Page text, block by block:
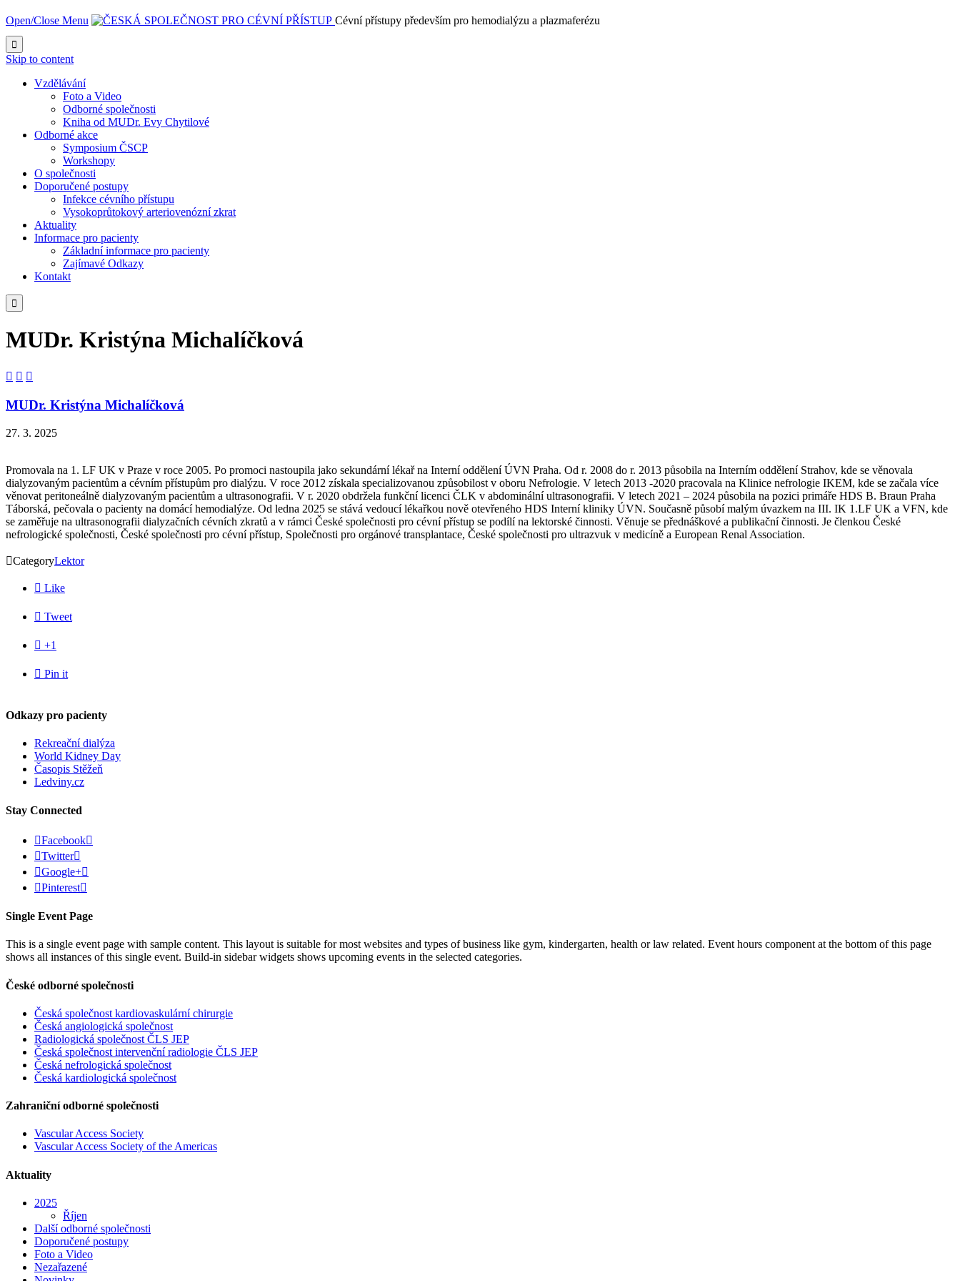
Open/Close Menu Cévní přístupy především pro hemodialýzu a plazmaferézu

Skip to content
Vzdělávání
Foto a Video
Odborné společnosti
Kniha od MUDr. Evy Chytilové
Odborné akce
Symposium ČSCP
Workshopy
O společnosti
Doporučené postupy
Infekce cévního přístupu
Vysokoprůtokový arteriovenózní zkrat
Aktuality
Informace pro pacienty
Základní informace pro pacienty
Zajímavé Odkazy
Kontakt

MUDr. Kristýna Michalíčková
  
MUDr. Kristýna Michalíčková
27. 3. 2025
Promovala na 1. LF UK v Praze v roce 2005. Po promoci nastoupila jako sekundární lékař na Interní oddělení ÚVN Praha. Od r. 2008 do r. 2013 působila na Interním oddělení Strahov, kde se věnovala
dialyzovaným pacientům a cévním přístupům pro dialýzu. V roce 2012 získala specializovanou způsobilost v oboru Nefrologie. V letech 2013 -2020 pracovala na Klinice nefrologie IKEM, kde se začala více
věnovat peritoneálně dialyzovaným pacientům a ultrasonografii. V r. 2020 obdržela funkční licenci ČLK v abdominální ultrasonografii. V letech 2021 – 2024 působila na pozici primáře HDS B. Braun Praha
Táborská, pečovala o pacienty na domácí hemodialýze. Od ledna 2025 se stává vedoucí lékařkou nově otevřeného HDS Interní kliniky ÚVN. Současně působí malým úvazkem na III. IK 1.LF UK a VFN, kde
se zaměřuje na ultrasonografii dialyzačních cévních zkratů a v rámci České společnosti pro cévní přístup se podílí na lektorské činnosti. Věnuje se přednáškové a publikační činnosti. Je členkou České
nefrologické společnosti, České společnosti pro cévní přístup, Společnosti pro orgánové transplantace, České společnosti pro ultrazvuk v medicíně a European Renal Association.
CategoryLektor
 Like
 Tweet
 +1
 Pin it
Odkazy pro pacienty
Rekreační dialýza
World Kidney Day
Časopis Stěžeň
Ledviny.cz
Stay Connected
Facebook
Twitter
Google+
Pinterest
Single Event Page
This is a single event page with sample content. This layout is suitable for most websites and types of business like gym, kindergarten, health or law related. Event hours component at the bottom of this page
shows all instances of this single event. Build-in sidebar widgets shows upcoming events in the selected categories.
České odborné společnosti
Česká společnost kardiovaskulární chirurgie
Česká angiologická společnost
Radiologická společnost ČLS JEP
Česká společnost intervenční radiologie ČLS JEP
Česká nefrologická společnost
Česká kardiologická společnost
Zahraniční odborné společnosti
Vascular Access Society
Vascular Access Society of the Americas
Aktuality
2025
Říjen
Další odborné společnosti
Doporučené postupy
Foto a Video
Nezařazené